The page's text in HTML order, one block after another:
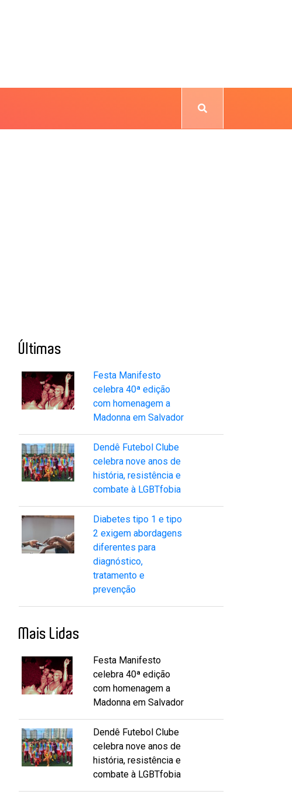
Últimas
Festa Manifesto
celebra 40ª edição
com homenagem a
Madonna em Salvador
Dendê Futebol Clube
celebra nove anos de
história, resistência e
combate à LGBTfobia
Diabetes tipo 1 e tipo
2 exigem abordagens
diferentes para
diagnóstico,
tratamento e
prevenção
Mais Lidas
Festa Manifesto
celebra 40ª edição
com homenagem a
Madonna em Salvador
Dendê Futebol Clube
celebra nove anos de
história, resistência e
combate à LGBTfobia